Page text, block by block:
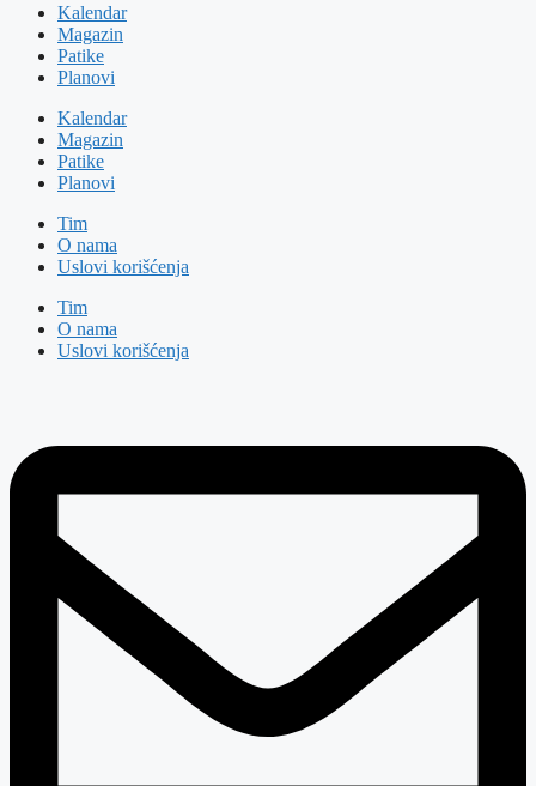
Kalendar
Magazin
Patike
Planovi
Kalendar
Magazin
Patike
Planovi
Tim
O nama
Uslovi korišćenja
Tim
O nama
Uslovi korišćenja